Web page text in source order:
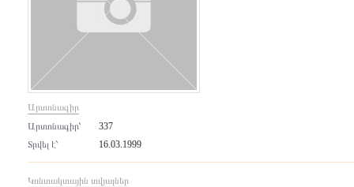
Արտոնագիր
Արտոնագիր՝
337
Տրվել է՝
16.03.1999
Կոնտակտային տվյալներ